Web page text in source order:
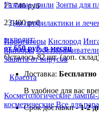
Газовые грили Зонты для
Для профилактики и
Ирригаторы Кислород
приборы
Защита от вирусов
Красота
Косметологические
косметические Все для
25 740руб
23 400руб
в кредит:
от 650 руб. в месяц
Осталось 82 шт. (доп.
Доставка: Бесплатно
В удобное для вас
Срок доставки -1-2